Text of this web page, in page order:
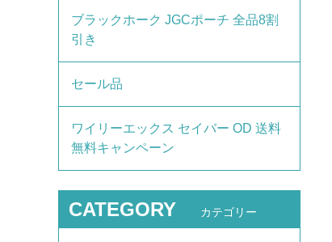
ブラックホーク JGCポーチ 全品8割
引き
セール品
ワイリーエックス セイバー OD 送料
無料キャンペーン
CATEGORY カテゴリー